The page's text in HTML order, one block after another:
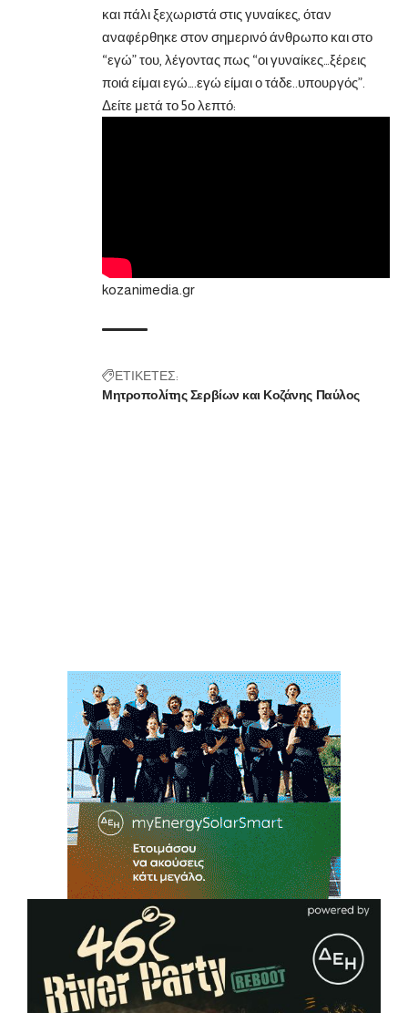
και πάλι ξεχωριστά στις γυναίκες, όταν
αναφέρθηκε στον σημερινό άνθρωπο και στο
“εγώ” του, λέγοντας πως “οι γυναίκες…ξέρεις
ποιά είμαι εγώ….εγώ είμαι ο τάδε..υπουργός”.
Δείτε μετά το 5ο λεπτό:
kozanimedia.gr
ΕΤΙΚΕΤΕΣ:
Μητροπολίτης Σερβίων και Κοζάνης Παύλος